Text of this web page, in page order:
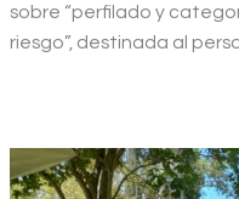
sobre “perfilado y
riesgo”, destinada al